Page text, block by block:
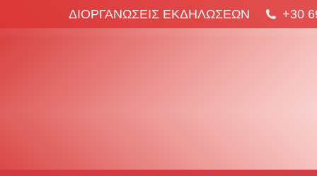
ΔΙΟΡΓΑΝΩΣΕΙΣ ΕΚΔΗΛΩΣΕΩΝ +30